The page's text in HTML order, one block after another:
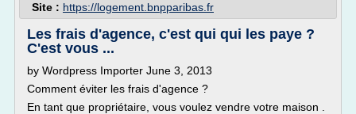
Site : https://logement.bnpparibas.fr
Les frais d'agence, c'est qui qui les paye ?
C'est vous ...
by Wordpress Importer June 3, 2013
Comment éviter les frais d'agence ?
En tant que propriétaire, vous voulez vendre votre maison .